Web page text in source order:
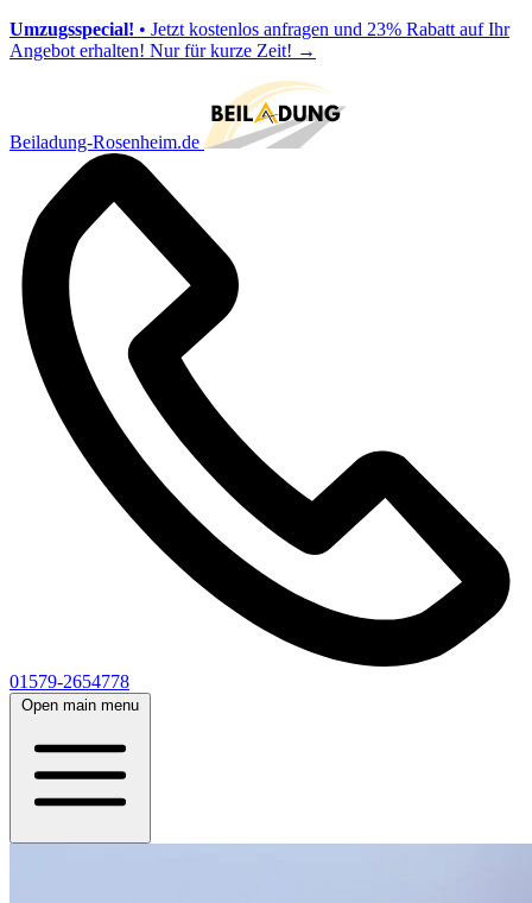
Umzugsspecial! • Jetzt kostenlos anfragen und 23% Rabatt auf Ihr
Angebot erhalten! Nur für kurze Zeit! →
Beiladung-Rosenheim.de
01579-2654778
Open main menu